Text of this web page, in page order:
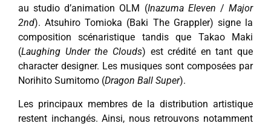
au studio d’animation OLM (Inazuma Eleven /Major
2nd). Atsuhiro Tomioka (Baki The Grappler) signe la
composition scénaristique tandis que Takao Maki
(Laughing Under the Clouds) est crédité en tant que
character designer. Les musiques sont composées par
Norihito Sumitomo (Dragon Ball Super).
Les principaux membres de la distribution artistique
restent inchangés. Ainsi, nous retrouvons notamment